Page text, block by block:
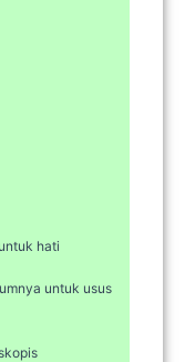
hati
untuk usus